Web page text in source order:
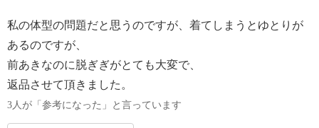
私の体型の問題だと思うのですが、着てしまうとゆとりが
あるのですが、
前あきなのに脱ぎぎがとても大変で、
返品させて頂きました。
3人が「参考になった」と言っています